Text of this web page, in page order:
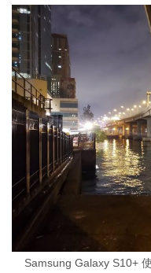
Samsung Galaxy S10+